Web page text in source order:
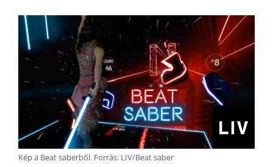
Kép a Beat saberből. Forrás: LIV/Beat saber